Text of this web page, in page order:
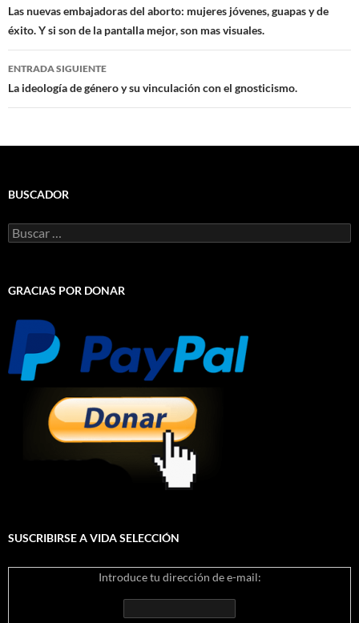
de
entradas
Las nuevas embajadoras del aborto: mujeres jóvenes, guapas y de
éxito. Y si son de la pantalla mejor, son mas visuales.
ENTRADA SIGUIENTE
La ideología de género y su vinculación con el gnosticismo.
BUSCADOR
Buscar:
GRACIAS POR DONAR
SUSCRIBIRSE A VIDA SELECCIÓN
Introduce tu dirección de e-mail: